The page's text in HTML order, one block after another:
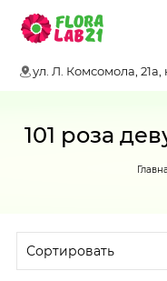
ул. Л. Комсомола, 21а,
101 роза